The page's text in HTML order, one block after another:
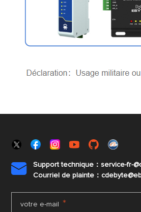

Support technique：service-fr-
Courriel de plainte：cdebyte
votre e-mail *